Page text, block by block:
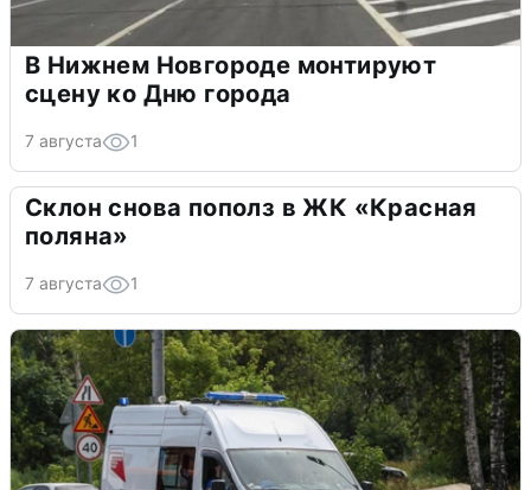
В Нижнем Новгороде монтируют
сцену ко Дню города
7 августа 1
Склон снова пополз в ЖК «Красная
поляна»
7 августа 1